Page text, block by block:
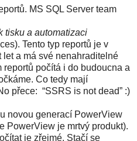
MS SQL Server team
tisku a automatizaci
Tento typ reportů je v
a má své nenahraditelné
reportů počítá i do budoucna a
Co tedy mají
přece: “SSRS is not dead” :)
novou generací PowerView
PowerView je mrtvý produkt).
je zřejmé. Stačí se